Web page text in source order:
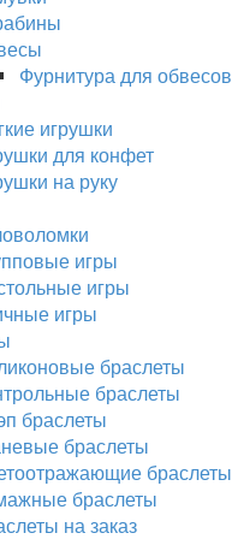
Фурнитура для обвесов
игрушки
для конфет
на руку
игры
игры
игры
браслеты
браслеты
браслеты
браслеты
браслеты
браслеты
на заказ